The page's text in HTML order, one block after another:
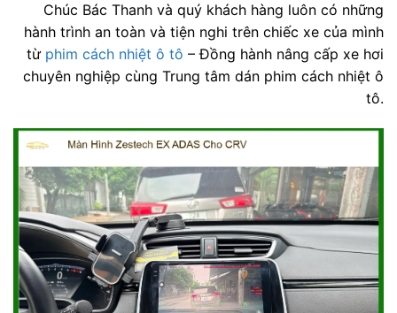
Chúc Bác Thanh và quý khách hàng luôn có những
hành trình an toàn và tiện nghi trên chiếc xe của mình
từ phim cách nhiệt ô tô – Đồng hành nâng cấp xe hơi
chuyên nghiệp cùng Trung tâm dán phim cách nhiệt ô
tô.